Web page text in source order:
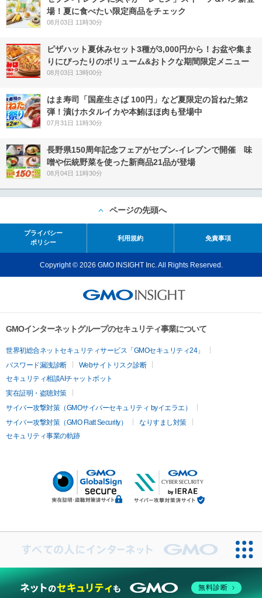
場！夏に食べたい限定商品をチェック
08月03日 11時30分
ピザハット夏休みセット3種が3,000円から！お盆や集ま
りにぴったりのボリューム&おトクな期間限定メニュー
08月03日 13時00分
はま寿司「国産生さば 100円」など夏限定の旨ねた第2
弾！漬けホタルイカや本鮪ほほ肉も登場中
07月31日 11時30分
長野県150周年記念フェアがセブン-イレブンで開催 味
噌や伝統野菜を使った新商品21品が登場
08月04日 11時30分
ページの先頭へ
プライバシー
ポリシー
利用規約 免責事項
Copyright © 2026 GMO INSIGHT Inc. All Rights Reserved.
GMOインターネットグループのセキュリティ事業について
世界初総合ネットセキュリティサービス「GMOセキュリティ24」
パスワード漏洩診断
Webサイトリスク診断
セキュリティ相談AIチャットボット
実在証明・盗聴対策
サイバー攻撃対策（GMOサイバーセキュリティ byイエラエ）
サイバー攻撃対策（GMO Flatt Security）
なりすまし対策
セキュリティ事業の軌跡
無料診断